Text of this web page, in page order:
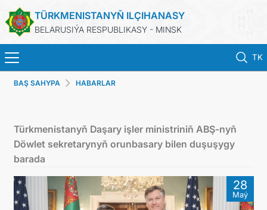
TÜRKMENISTANYŇ ILÇIHANASY
BELARUSIÝA RESPUBLIKASY - MINSK
TK
BAŞ SAHYPA
TÜRKMENISTAN
KONSULLYK HYZMATLARY
BAŞ SAHYPA HABARLAR
Türkmenistanyň Daşary işler ministriniň ABŞ-nyň
Döwlet sekretarynyň orunbasary bilen duşuşygy
barada
28
Maý